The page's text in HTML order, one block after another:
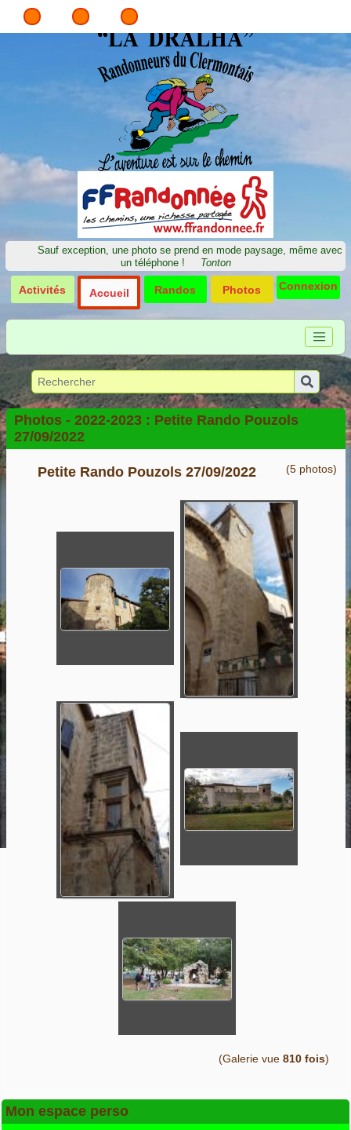
Sauf exception, une photo se prend en mode paysage, même avec
un téléphone !
Tonton
Activités Accueil Randos Photos Connexion
Photos - 2022-2023 : Petite Rando Pouzols
27/09/2022
Petite Rando Pouzols 27/09/2022 (5 photos)
(Galerie vue 810 fois)
Mon espace perso